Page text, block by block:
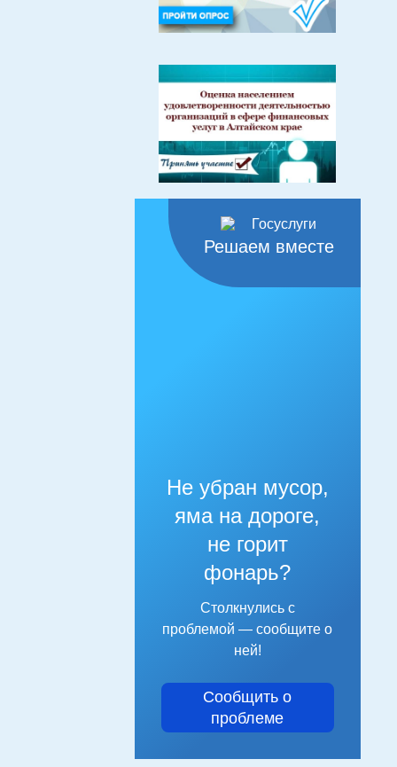
Решаем вместе
Не убран мусор,
яма на дороге,
не горит
фонарь?
Столкнулись с
проблемой — сообщите о
ней!
Сообщить о
проблеме